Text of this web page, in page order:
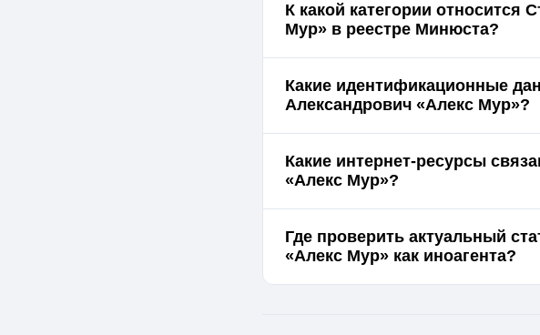
К какой категории относится
Мур» в реестре Минюста?
Какие идентификационные
Александрович «Алекс Мур»?
Какие интернет-ресурсы
«Алекс Мур»?
Где проверить актуальный
«Алекс Мур» как иноагента?